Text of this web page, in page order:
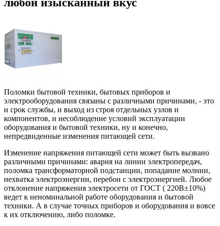
Поломки бытовой техники, бытовых приборов и
электрооборудования связаны с различными причинами, - это
и срок службы, и выход из строя отдельных узлов и
компонентов, и несоблюдение условий эксплуатации
оборудования и бытовой техники, ну и конечно,
непредвиденные изменения питающей сети.
Изменение напряжения питающей сети может быть вызвано
различными причинами: авария на линии электропередач,
поломка трансформаторной подстанции, попадание молнии,
нехватка электроэнергии, перебои с электроэнергией. Любое
отклонение напряжения электросети от ГОСТ ( 220В±10%)
ведет к неноминальной работе оборудования и бытовой
техники. А в случае точных приборов и оборудования и вовсе
к их отключению, либо поломке.